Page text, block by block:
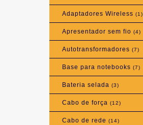
Adaptadores Wireless (1)
Apresentador sem fio (4)
Autotransformadores (7)
Base para notebooks (7)
Bateria selada (3)
Cabo de força (12)
Cabo de rede (14)